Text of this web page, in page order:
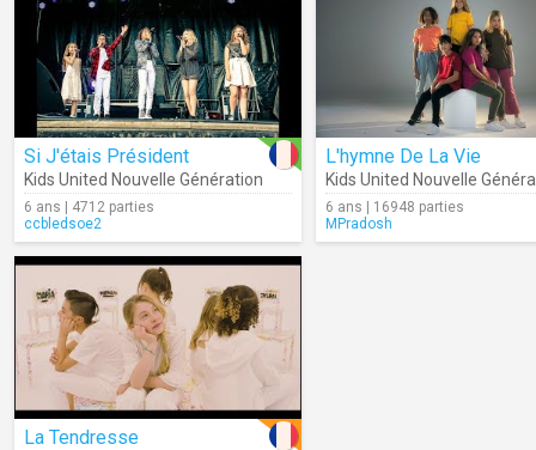
Si J'étais Président
Kids United Nouvelle Génération
6 ans | 4712 parties
ccbledsoe2
L'hymne De La Vie
Kids United Nouvelle
6 ans | 16948 parties
MPradosh
La Tendresse